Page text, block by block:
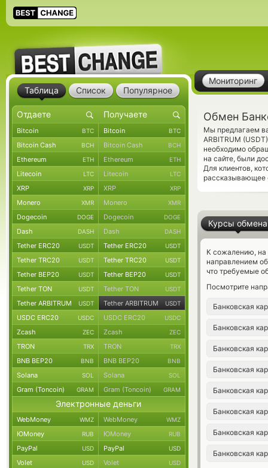
Мониторинг
Обмен
Мы предлагаем
ARBITRUM
необходимо
на сайте, были
Для клиентов,
рассказывающее
Курсы обмена
К сожалению, на
направлением
что требуемые
Посмотрите
Банковская
Банковская
Банковская
Банковская
Банковская
Банковская
Банковская
Банковская
Таблица Список Популярное
Bitcoin BTC Bitcoin BTC
Bitcoin Cash BCH Bitcoin Cash BCH
Ethereum ETH Ethereum ETH
Litecoin LTC Litecoin LTC
XRP XRP XRP XRP
Monero XMR Monero XMR
Dogecoin DOGE Dogecoin DOGE
Dash DASH Dash DASH
Tether ERC20 USDT Tether ERC20 USDT
Tether TRC20 USDT Tether TRC20 USDT
Tether BEP20 USDT Tether BEP20 USDT
Tether TON USDT Tether TON USDT
Tether ARBITRUM USDT Tether ARBITRUM USDT
USDC ERC20 USDC USDC ERC20 USDC
Zcash ZEC Zcash ZEC
TRON TRX TRON TRX
BNB BEP20 BNB BNB BEP20 BNB
Solana SOL Solana SOL
Gram (Toncoin) GRAM Gram (Toncoin) GRAM
Электронные деньги
WebMoney WMZ WebMoney WMZ
ЮMoney RUB ЮMoney RUB
PayPal USD PayPal USD
Volet USD Volet USD